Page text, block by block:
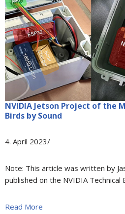
NVIDIA Jetson Project of the
Birds by Sound
4. April 2023/
Note: This article was written by
published on the NVIDIA
Read More